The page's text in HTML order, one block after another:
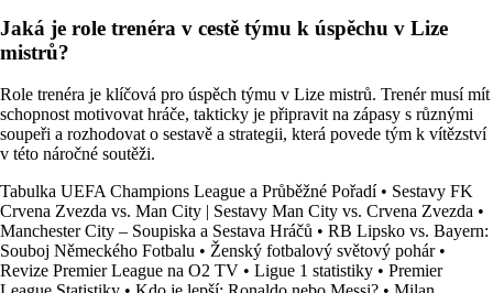
Jaká je role trenéra v cestě týmu k úspěchu v Lize
mistrů?
Role trenéra je klíčová pro úspěch týmu v Lize mistrů. Trenér musí mít
schopnost motivovat hráče, takticky je připravit na zápasy s různými
soupeři a rozhodovat o sestavě a strategii, která povede tým k vítězství
v této náročné soutěži.
Tabulka UEFA Champions League a Průběžné Pořadí• Sestavy FK
Crvena Zvezda vs. Man City | Sestavy Man City vs. Crvena Zvezda •
Manchester City – Soupiska a Sestava Hráčů • RB Lipsko vs. Bayern:
Souboj Německého Fotbalu • Ženský fotbalový světový pohár•
Revize Premier League na O2 TV • Ligue 1 statistiky • Premier